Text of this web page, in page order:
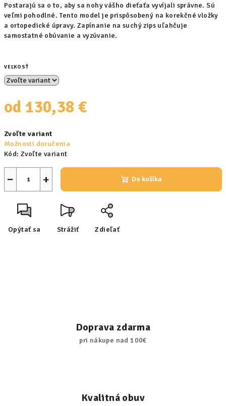
Postarajú sa o to, aby sa nohy vášho dieťaťa vyvíjali správne. Sú
veľmi pohodlné. Tento model je prispôsobený na korekčné vložky
a ortopedické úpravy. Zapínanie na suchý zips uľahčuje
samostatné obúvanie a vyzúvanie.
VEĽKOSŤ
od 130,38 €
cena:
Zvoľte variant
Možnosti doručenia
Kód: Zvoľte variant
+
− Do košíka
Opýtať sa Strážiť Zdieľať
Doprava zdarma
pri nákupe nad 100€
Kvalitná obuv